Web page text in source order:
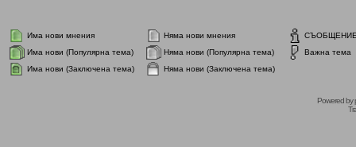
Има нови мнения Няма нови мнения
Има нови (Популярна тема)
Няма нови (Популярна тема)
Важна тема
Има нови (Заключена тема)
Няма нови (Заключена тема)
Powered by